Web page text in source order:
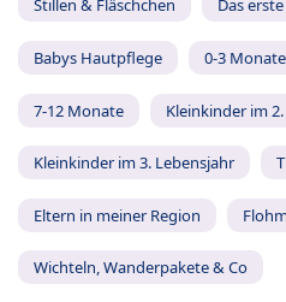
Stillen & Fläschchen Das
Babys Hautpflege 0-3 Monate
7-12 Monate Kleinkinder im
Kleinkinder im 3. Lebensjahr
Eltern in meiner Region
Wichteln, Wanderpakete & Co